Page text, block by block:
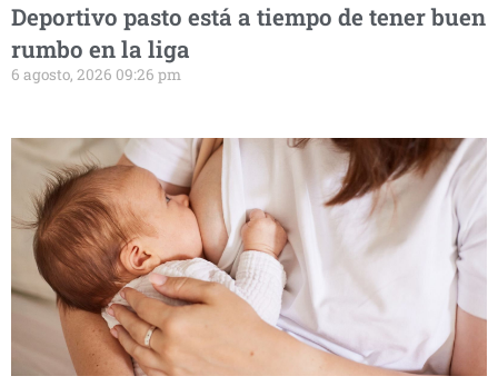
Deportivo pasto está a tiempo de tener buen
rumbo en la liga
6 agosto, 2026 09:26 pm